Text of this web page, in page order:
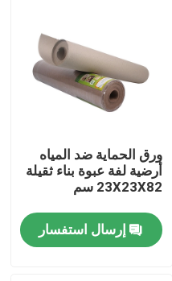
ورق الحماية ضد المياه
أرضية لفة عبوة بناء ثقيلة
23X23X82 سم
إرسال استفسار